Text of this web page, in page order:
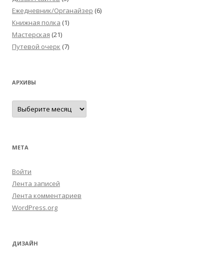
Ежедневник/Органайзер (6)
Книжная полка (1)
Мастерская (21)
Путевой очерк (7)
АРХИВЫ
Архивы
МЕТА
Войти
Лента записей
Лента комментариев
WordPress.org
ДИЗАЙН